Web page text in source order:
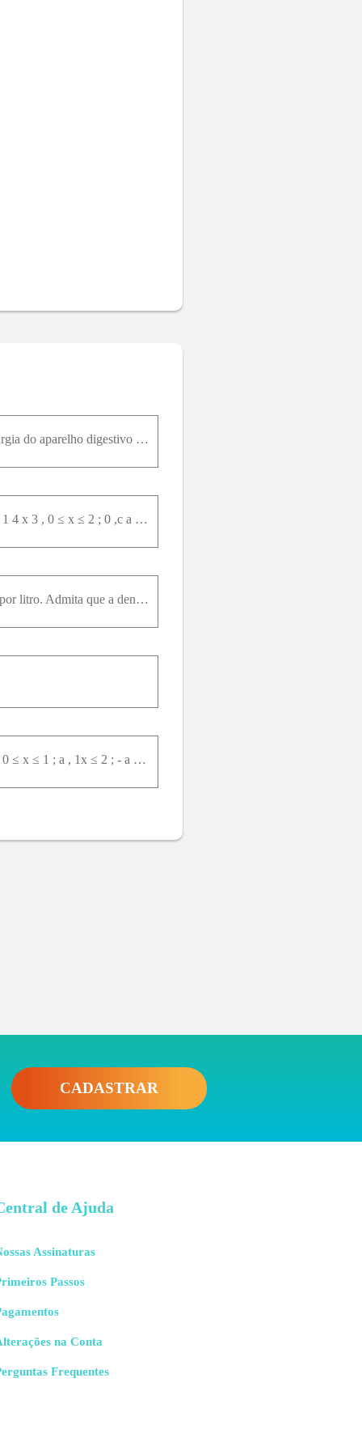
Suponha que o tempo, em meses, para a recupereção de pacientes submetidos a um certo tipo de cirurgia do aparelho digestivo pode ser modelado por uma variável aleatória contínua X , cuja função densid
A função apresentada, a seguir, corresponde à densidade de uma variável aleatória contínua X : f x = 1 4 x 3 , 0 ≤ x ≤ 2 ; 0 ,c a s oc o n t r á r i o . á Determine:(a) P X1 (b) P X1 2 (c) P 1 2X ≤ 1
O consumo de combustível de um certo automóvel é uma variável aleatória, medida em quilômetros por litro. Admita que a densidade de probabilidade dessa variável é expressa pela seguinte função: f x =
O tempo de corrosão, em anos, de uma certa peça metálica é uma variável com densidade: f x = a x , 0 ≤ x ≤ 1 ; a , 1x ≤ 2 ; - a x + 3 a ,2x ≤ 3 ; 0 , c a s oc o n t r á r i o . á Calcule a constante a
CADASTRAR
de Ajuda
Assinaturas
Passos
na Conta
Frequentes